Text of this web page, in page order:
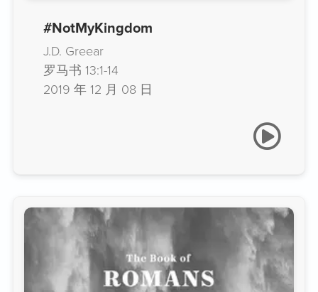
#NotMyKingdom
J.D. Greear
罗马书 13:1-14
2019 年 12 月 08 日